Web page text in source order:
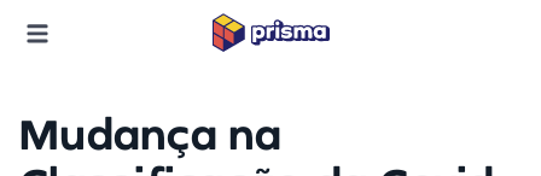
Mudança na